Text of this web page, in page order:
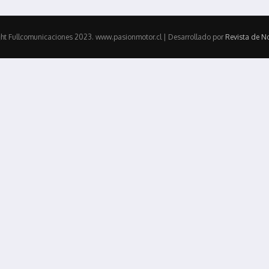
Fullcomunicaciones 2023. www.pasionmotor.cl | Desarrollado por Revista de